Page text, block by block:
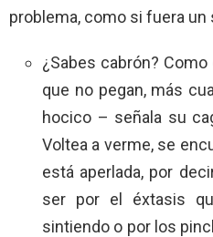
problema, como si fuera un
¿Sabes cabrón?
que no pegan, más
hocico – señala su
Voltea a verme, se
está aperlada, por
ser por el éxtasis
sintiendo o por los